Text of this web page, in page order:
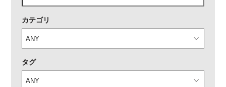
カテゴリ
タグ